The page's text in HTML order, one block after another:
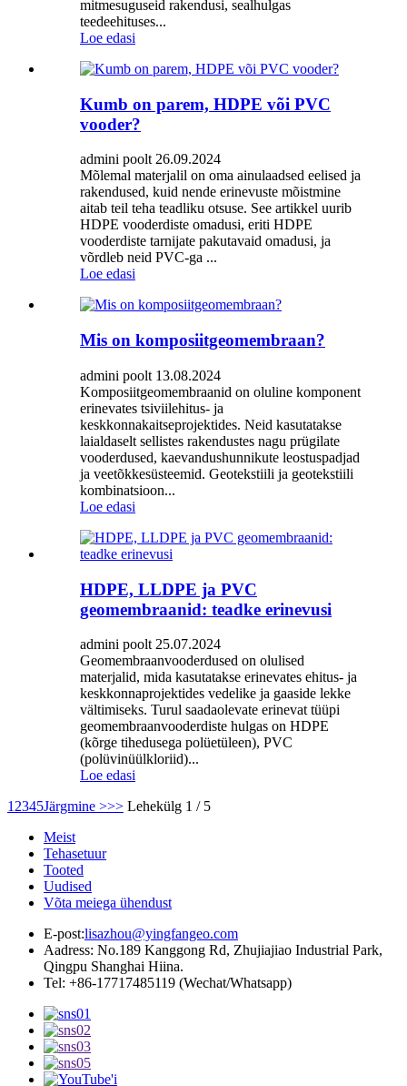
mitmesuguseid rakendusi, sealhulgas
teedeehituses...
Loe edasi
Kumb on parem, HDPE või PVC
vooder?
admini poolt 26.09.2024
Mõlemal materjalil on oma ainulaadsed eelised ja
rakendused, kuid nende erinevuste mõistmine
aitab teil teha teadliku otsuse. See artikkel uurib
HDPE vooderdiste omadusi, eriti HDPE
vooderdiste tarnijate pakutavaid omadusi, ja
võrdleb neid PVC-ga ...
Loe edasi
Mis on komposiitgeomembraan?
admini poolt 13.08.2024
Komposiitgeomembraanid on oluline komponent
erinevates tsiviilehitus- ja
keskkonnakaitseprojektides. Neid kasutatakse
laialdaselt sellistes rakendustes nagu prügilate
vooderdused, kaevandushunnikute leostuspadjad
ja veetõkkesüsteemid. Geotekstiili ja geotekstiili
kombinatsioon...
Loe edasi
HDPE, LLDPE ja PVC
geomembraanid: teadke erinevusi
admini poolt 25.07.2024
Geomembraanvooderdused on olulised
materjalid, mida kasutatakse erinevates ehitus- ja
keskkonnaprojektides vedelike ja gaaside lekke
vältimiseks. Turul saadaolevate erinevat tüüpi
geomembraanvooderdiste hulgas on HDPE
(kõrge tihedusega polüetüleen), PVC
(polüvinüülkloriid)...
Loe edasi
1 2345Järgmine >>> Lehekülg 1 / 5
Meist
Tehasetuur
Tooted
Uudised
Võta meiega ühendust
E-post:lisazhou@yingfangeo.com
Aadress: No.189 Kanggong Rd, Zhujiajiao Industrial Park,
Qingpu Shanghai Hiina.
Tel: +86-17717485119 (Wechat/Whatsapp)